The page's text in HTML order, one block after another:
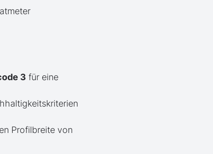
3 für eine
Profilbreite von